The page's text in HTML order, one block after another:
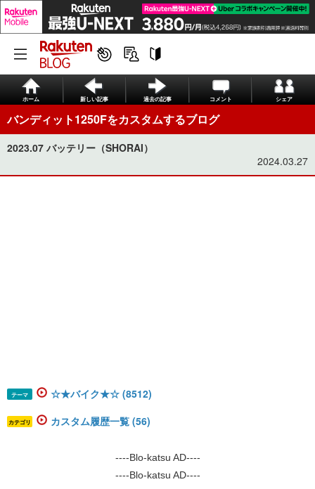
ホーム 新しい記事 過去の記事 コメント シェア
バンディット1250Fをカスタムするブログ
2023.07 バッテリー（SHORAI）
2024.03.27
テーマ ☆★バイク★☆ (8512)
カテゴリ カスタム履歴一覧 (56)
----Blo-katsu AD----
----Blo-katsu AD----